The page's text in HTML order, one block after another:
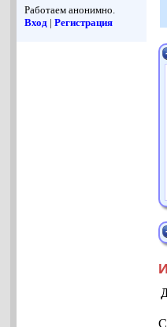
Работаем анонимно.
Вход |Регистрация